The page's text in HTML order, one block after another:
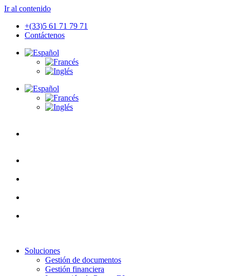
Ir al contenido
+(33)5 61 71 79 71
Contáctenos
Soluciones
Gestión de documentos
Gestión financiera